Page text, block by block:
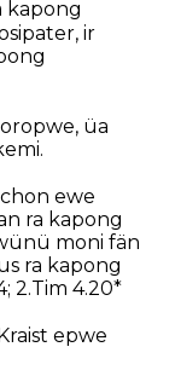
kapong
ir
üa
ewe
ra kapong
moni fän
ra kapong
2.Tim 4.20*
epwe